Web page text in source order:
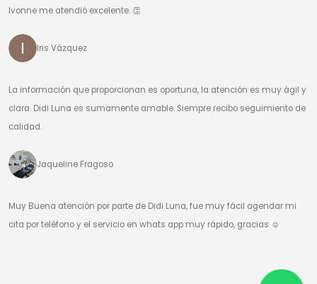
Ivonne me atendió excelente. 👏
Iris Vázquez
La información que proporcionan es oportuna, la atención es muy ágil y
clara. Didi Luna es sumamente amable. Siempre recibo seguimiento de
calidad.
Jaqueline Fragoso
Muy Buena atención por parte de Didi Luna, fue muy fácil agendar mi
cita por teléfono y el servicio en whats app muy rápido, gracias ☺️